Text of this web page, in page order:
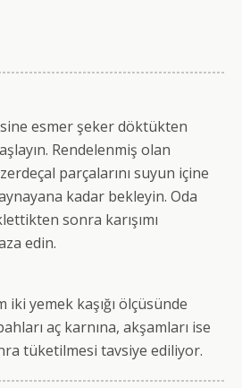
esmer şeker döktükten
Rendelenmiş olan
parçalarını suyun içine
kadar bekleyin. Oda
sonra karışımı
edin.
iki yemek kaşığı ölçüsünde
aç karnına, akşamları ise
tüketilmesi tavsiye ediliyor.